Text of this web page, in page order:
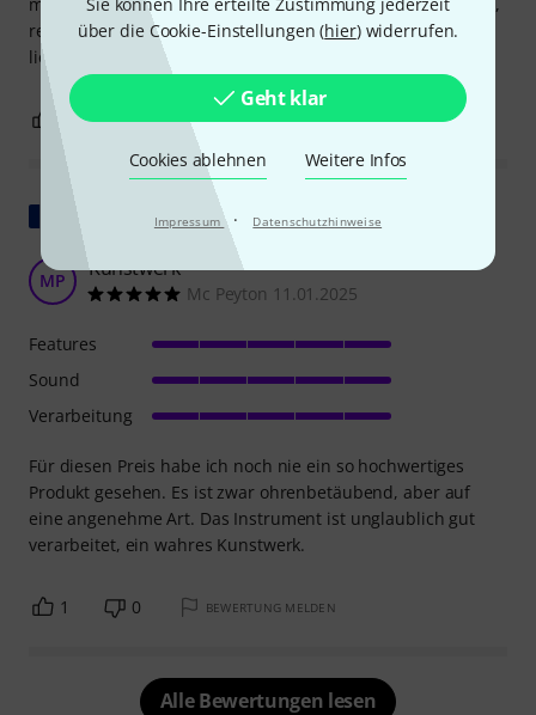
über die Cookie-Einstellungen (hier) widerrufen.
Geht klar
Cookies ablehnen Weitere Infos
Impressum · Datenschutzhinweise
reiner Klang ohne sehr drücken zu müssen. Die Saiten
liegen gut, gute Bundreinheit. Der Klang ist kräftig.
0 BEWERTUNG MELDEN
MP Kunstwerk
Mc Peyton 11.01.2025
Für diesen Preis habe ich noch nie ein so hochwertiges
Produkt gesehen. Es ist zwar ohrenbetäubend, aber auf
eine angenehme Art. Das Instrument ist unglaublich gut
verarbeitet, ein wahres Kunstwerk.
Features
Sound
Verarbeitung
1 0 BEWERTUNG MELDEN
Alle Bewertungen lesen